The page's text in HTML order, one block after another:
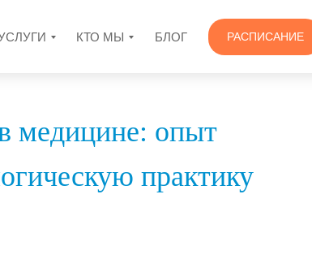
РАСПИСАНИЕ
КТО МЫ БЛОГ
медицине: опыт
практику